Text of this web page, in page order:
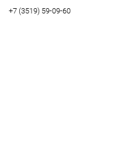
+7 (3519) 59-09-60